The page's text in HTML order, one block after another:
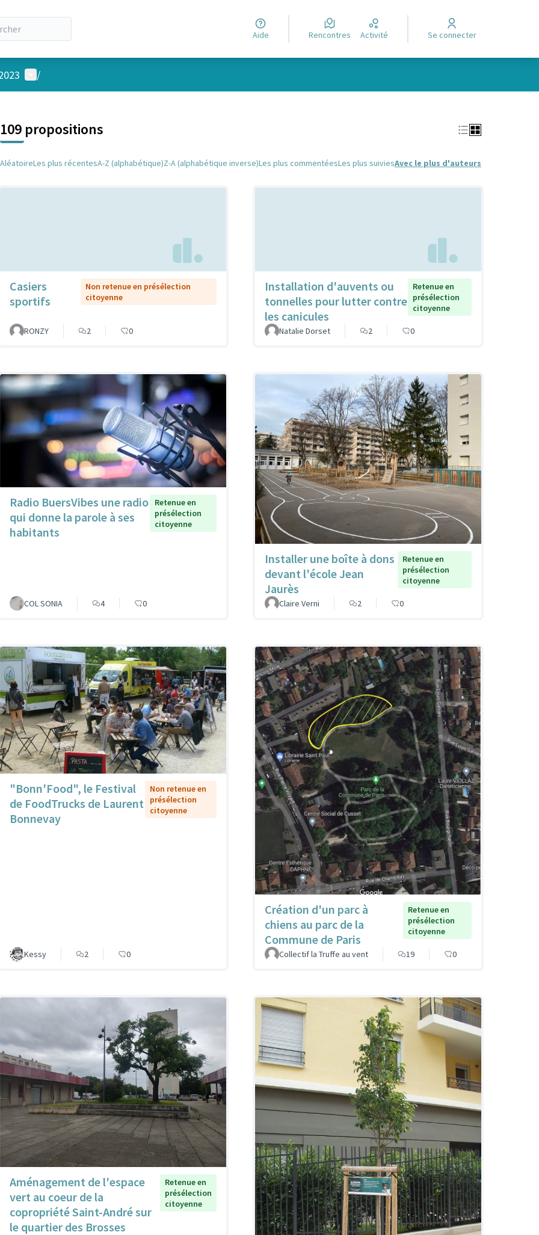
Aide Rencontres Activité Se connecter
Menu utilisateur
/
109 propositions
AléatoireLes plus récentesA-Z (alphabétique)Z-A (alphabétique inverse)Les plus commentéesLes plus suiviesAvec le plus d'auteurs
Casiers
sportifs
Non retenue en présélection
citoyenne
RONZY 2 0
Installation d'auvents ou
tonnelles pour lutter contre
les canicules
Retenue en
présélection
citoyenne
Natalie Dorset 2 0
Radio BuersVibes une radio
qui donne la parole à ses
habitants
Retenue en
présélection
citoyenne
COL SONIA 4 0
Installer une boîte à dons
devant l'école Jean
Jaurès
Retenue en
présélection
citoyenne
Claire Verni 2 0
"Bonn'Food", le Festival
de FoodTrucks de Laurent
Bonnevay
Non retenue en
présélection
citoyenne
Kessy 2 0
Création d'un parc à
chiens au parc de la
Commune de Paris
Retenue en
présélection
citoyenne
Collectif la Truffe au vent 19 0
Aménagement de l'espace
vert au coeur de la
copropriété Saint-André sur
le quartier des Brosses
Retenue en
présélection
citoyenne